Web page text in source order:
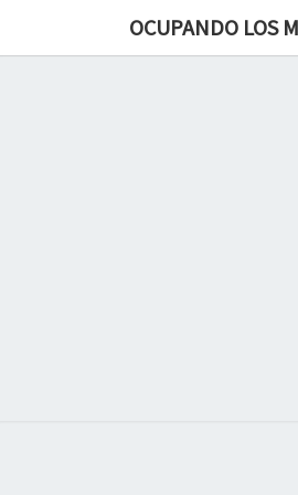
OCUPANDO LOS